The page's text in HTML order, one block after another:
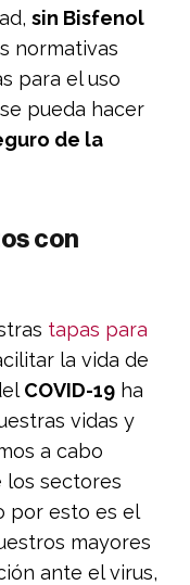
sin Bisfenol
normativas
para el uso
pueda hacer
de la
con
tapas para
la vida de
COVID-19 ha
vidas y
a cabo
los sectores
por esto es el
mayores
ante el virus,